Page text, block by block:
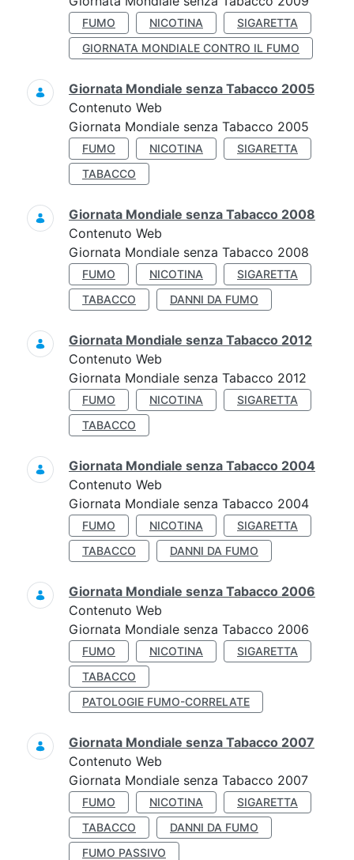
FUMO NICOTINA
SIGARETTA
GIORNATA MONDIALE CONTRO IL FUMO
Giornata Mondiale senza Tabacco 2005
Contenuto Web
Giornata Mondiale senza Tabacco 2005
FUMO NICOTINA
SIGARETTA
TABACCO
Giornata Mondiale senza Tabacco 2008
Contenuto Web
Giornata Mondiale senza Tabacco 2008
FUMO NICOTINA
SIGARETTA
TABACCO
DANNI DA FUMO
Giornata Mondiale senza Tabacco 2012
Contenuto Web
Giornata Mondiale senza Tabacco 2012
FUMO NICOTINA
SIGARETTA
TABACCO
Giornata Mondiale senza Tabacco 2004
Contenuto Web
Giornata Mondiale senza Tabacco 2004
FUMO NICOTINA
SIGARETTA
TABACCO
DANNI DA FUMO
Giornata Mondiale senza Tabacco 2006
Contenuto Web
Giornata Mondiale senza Tabacco 2006
FUMO NICOTINA
SIGARETTA
TABACCO
PATOLOGIE FUMO-CORRELATE
Giornata Mondiale senza Tabacco 2007
Contenuto Web
Giornata Mondiale senza Tabacco 2007
FUMO NICOTINA
SIGARETTA
TABACCO
DANNI DA FUMO
FUMO PASSIVO